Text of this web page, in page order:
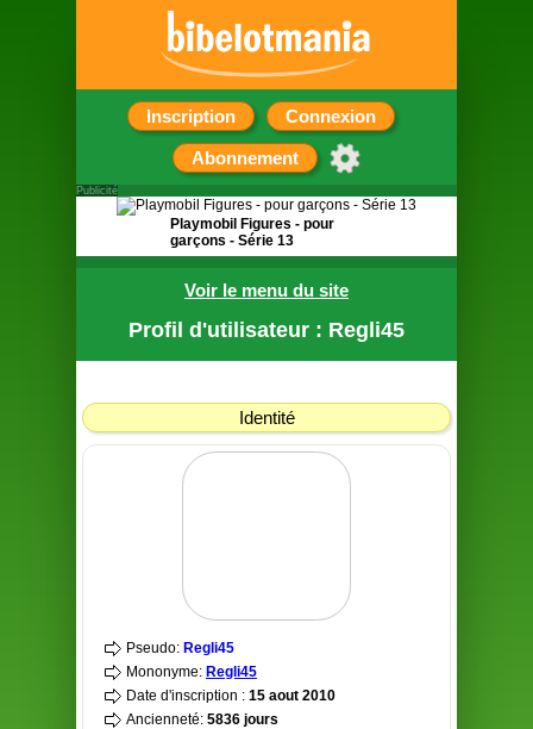
Inscription Connexion
Abonnement
Voir le menu du site
Profil d'utilisateur : Regli45
Identité
Pseudo: Regli45
Mononyme: Regli45
Date d'inscription : 15 aout 2010
Ancienneté: 5836 jours
Publicité
Playmobil Figures - pour
garçons - Série 13
une figurine